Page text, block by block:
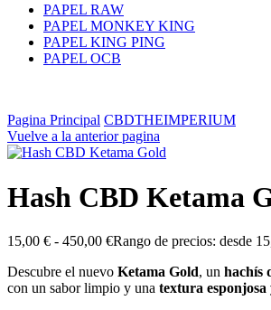
PAPEL RAW
PAPEL MONKEY KING
PAPEL KING PING
PAPEL OCB
Pagina Principal CBDTHEIMPERIUM
Vuelve a la anterior pagina
Hash CBD Ketama
15,00 € - 450,00 €Rango de precios: desde
Descubre el nuevo Ketama Gold, un hachís
con un sabor limpio y una textura esponjosa